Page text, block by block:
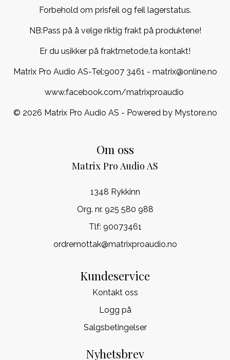
Forbehold om prisfeil og feil lagerstatus.
NB:Pass på å velge riktig frakt på produktene!
Er du usikker på fraktmetode,ta kontakt!
Matrix Pro Audio AS-Tel:9007 3461 - matrix@online.no
www.facebook.com/matrixproaudio
© 2026 Matrix Pro Audio AS - Powered by Mystore.no
Om oss
Matrix Pro Audio AS
1348 Rykkinn
Org. nr. 925 580 988
Tlf: 90073461
ordremottak@matrixproaudio.no
Kundeservice
Kontakt oss
Logg på
Salgsbetingelser
Nyhetsbrev